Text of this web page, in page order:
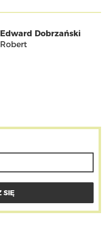
Edward Dobrzański
Robert